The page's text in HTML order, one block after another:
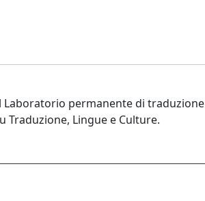
permanente di traduzione
Lingue e Culture.